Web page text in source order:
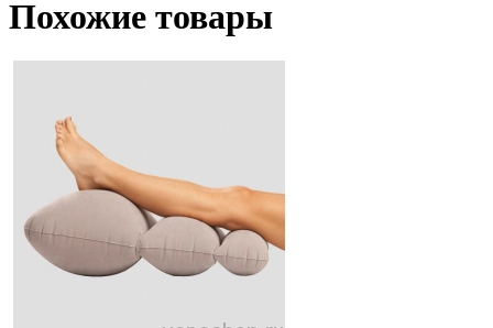
Похожие товары